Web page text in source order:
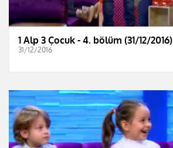
1 Alp 3 Çocuk - 4. bölüm (31/12/2016)
31/12/2016